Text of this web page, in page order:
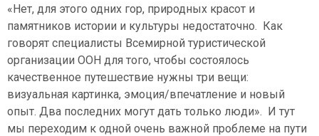
«Нет, для этого одних гор, природных красот и
памятников истории и культуры недостаточно. Как
говорят специалисты Всемирной туристической
организации ООН для того, чтобы состоялось
качественное путешествие нужны три вещи:
визуальная картинка, эмоция/впечатление и новый
опыт. Два последних могут дать только люди». И тут
мы переходим к одной очень важной проблеме на пути